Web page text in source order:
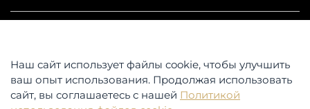
ИНН 381100245830
Контакты: 664047, Российская Федерация, Иркутская
область,
г. Иркутск, ул. Советская, д. 25, магазин «АЛЯСКА»
Наш сайт использует файлы cookie, чтобы улучшить
ваш опыт использования. Продолжая использовать
сайт, вы соглашаетесь с нашей Политикой